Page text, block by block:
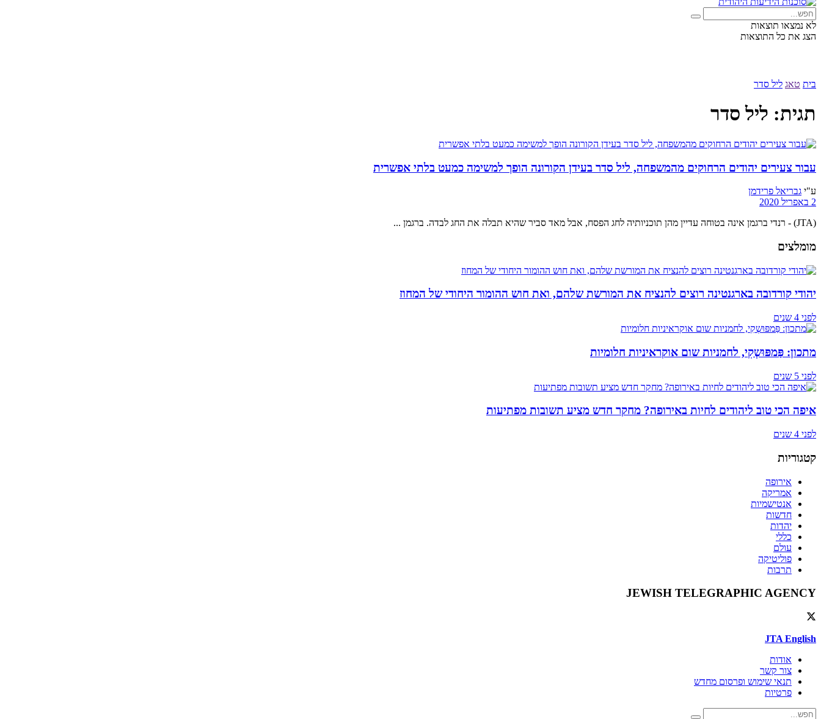
לא נמצאו תוצאות
הצג את כל התוצאות
בית טאג ליל סדר
תגית: ליל סדר
עבור צעירים יהודים הרחוקים מהמשפחה, ליל סדר בעידן הקורונה הופך למשימה כמעט בלתי אפשרית
ע"י גבריאל פרידמן
2 באפריל 2020
(JTA) - רנדי ברגמן אינה בטוחה עדיין מהן תוכניותיה לחג הפסח, אבל מאד סביר שהיא תבלה את החג לבדה. ברגמן ...
מומלצים
יהודי קורדובה בארגנטינה רוצים להנציח את המורשת שלהם, ואת חוש ההומור היחודי של המחוז
לפני 4 שנים
מתכון: פַּמפּוּשְקִי, לחמניות שום אוקראיניות חלומיות
לפני 5 שנים
איפה הכי טוב ליהודים לחיות באירופה? מחקר חדש מציע תשובות מפתיעות
לפני 4 שנים
קטגוריות
אירופה
אמריקה
אנטישמיות
חדשות
יהדות
כללי
עולם
פוליטיקה
תרבות
JEWISH TELEGRAPHIC AGENCY
JTA English
אודות
צור קשר
תנאי שימוש ופרסום מחדש
פרטיות